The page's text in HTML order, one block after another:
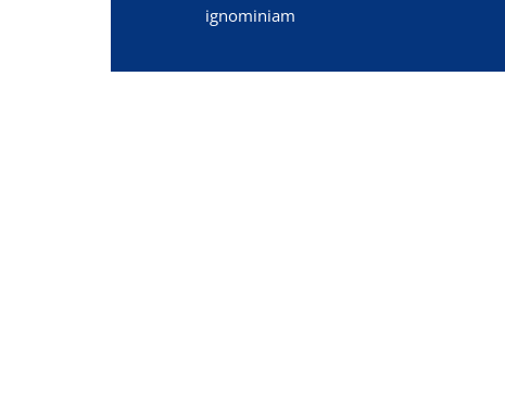
ignominiam